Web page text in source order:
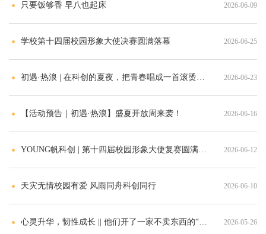
只要饭够香 早八也起床 2026-06-09
学校第十四届校园形象大使决赛圆满落幕 2026-06-25
初遇·热浪 | 在科创的夏夜，把青春唱成一首滚烫的歌 2026-06-23
【活动预告｜初遇·热浪】盛夏开放周来袭！ 2026-06-16
YOUNG帆科创 | 第十四届校园形象大使复赛圆满落幕 2026-06-12
天灾无情校园有爱 风雨同舟科创同行 2026-06-10
心灵升华，韧性成长 || 他们开了一家不卖东西的“心灵商超” 2026-05-26